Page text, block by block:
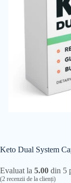
Keto Dual System
Evaluat la 5.00 din 5
(2 recenzii de la clienți)